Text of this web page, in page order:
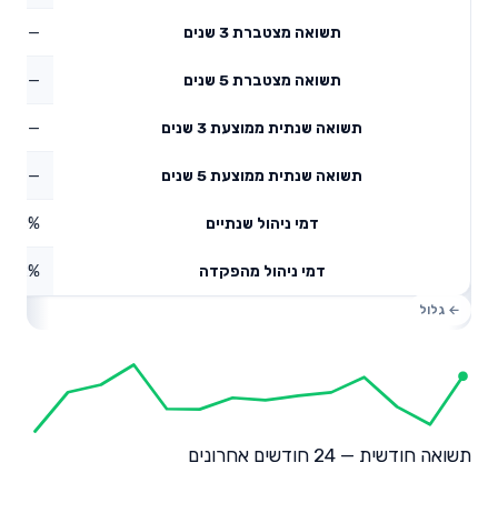
תשואה מצטברת 3 שנים —
תשואה מצטברת 5 שנים —
תשואה שנתית ממוצעת 3 שנים —
תשואה שנתית ממוצעת 5 שנים —
דמי ניהול שנתיים 0.18%
דמי ניהול מהפקדה 1.12%
תשואה חודשית — 24 חודשים אחרונים